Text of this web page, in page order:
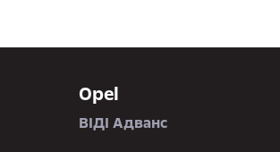
Opel
ВІДІ Адванс